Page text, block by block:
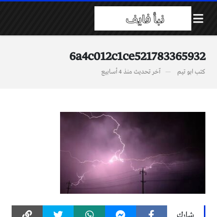
6a4c012c1ce521783365932
كتب ابو تيم آخر تحديث منذ 4 أسابيع